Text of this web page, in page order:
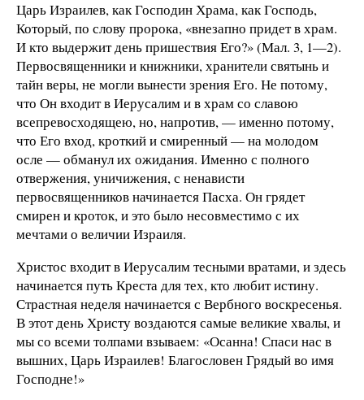
Царь Израилев, как Господин Храма, как Господь,
Который, по слову пророка, «внезапно придет в храм.
И кто выдержит день пришествия Его?» (Мал. 3, 1—2).
Первосвященники и книжники, хранители святынь и
тайн веры, не могли вынести зрения Его. Не потому,
что Он входит в Иерусалим и в храм со славою
всепревосходящею, но, напротив, — именно потому,
что Его вход, кроткий и смиренный — на молодом
осле — обманул их ожидания. Именно с полного
отвержения, уничижения, с ненависти
первосвященников начинается Пасха. Он грядет
смирен и кроток, и это было несовместимо с их
мечтами о величии Израиля.
Христос входит в Иерусалим тесными вратами, и здесь
начинается путь Креста для тех, кто любит истину.
Страстная неделя начинается с Вербного воскресенья.
В этот день Христу воздаются самые великие хвалы, и
мы со всеми толпами взываем: «Осанна! Спаси нас в
вышних, Царь Израилев! Благословен Грядый во имя
Господне!»